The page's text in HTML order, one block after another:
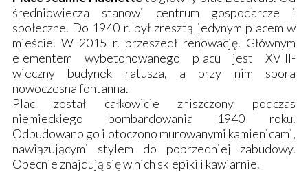
średniowiecza stanowi centrum gospodarcze i
społeczne. Do 1940 r. był zresztą jedynym placem w
mieście. W 2015 r. przeszedł renowację. Głównym
elementem wybetonowanego placu jest XVIII-
wieczny budynek ratusza, a przy nim spora
nowoczesna fontanna.
Plac został całkowicie zniszczony podczas
niemieckiego bombardowania 1940 roku.
Odbudowano go i otoczono murowanymi kamienicami,
nawiązującymi stylem do poprzedniej zabudowy.
Obecnie znajdują się w nich sklepiki i kawiarnie.